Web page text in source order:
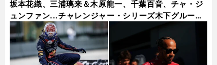
坂本花織、三浦璃来＆木原龍一、千葉百音、チャ・ジ
ュンファン...チャレンジャー・シリーズ木下グループ
杯フォトギャラリー